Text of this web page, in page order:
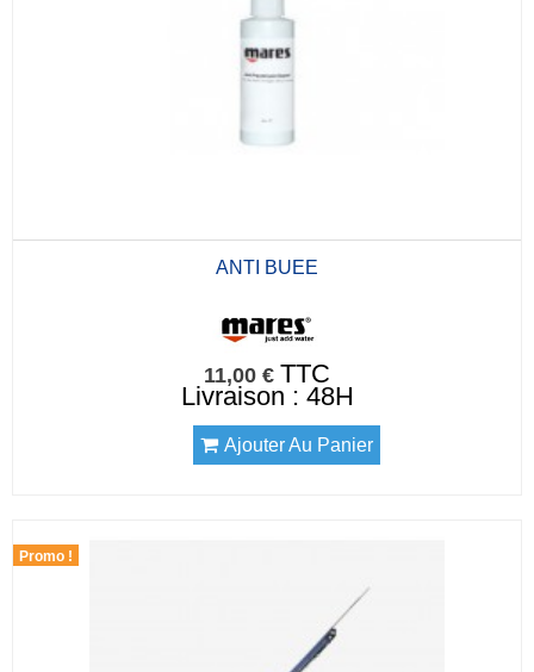
ANTI BUEE
11,00 € TTC
Livraison : 48H
Ajouter Au Panier
Promo !